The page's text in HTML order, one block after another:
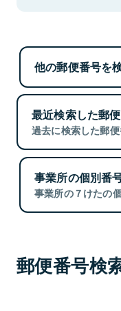
他の郵便番号を
最近検索した郵
過去に検索した郵便
事業所の個別番
事業所の７けたの
郵便番号検